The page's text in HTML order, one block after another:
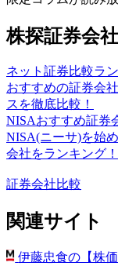
株探証券会
ネット証券比較ラ
おすすめの証券会
スを徹底比較！
NISAおすすめ証券
NISA(ニーサ)を始
会社をランキング！
証券会社比較
関連サイト
伊藤忠食の【株価